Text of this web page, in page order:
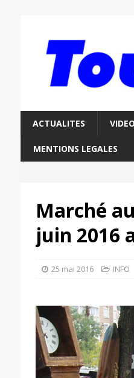
ACTUALITES VIDEO
MENTIONS LEGALES
Marché
juin 2016
25 mai 2016 INFO